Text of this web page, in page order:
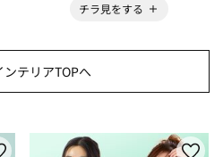
チラ見をする
テリアTOPへ